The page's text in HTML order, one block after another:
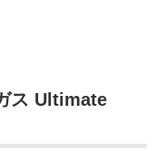
ス Ultimate